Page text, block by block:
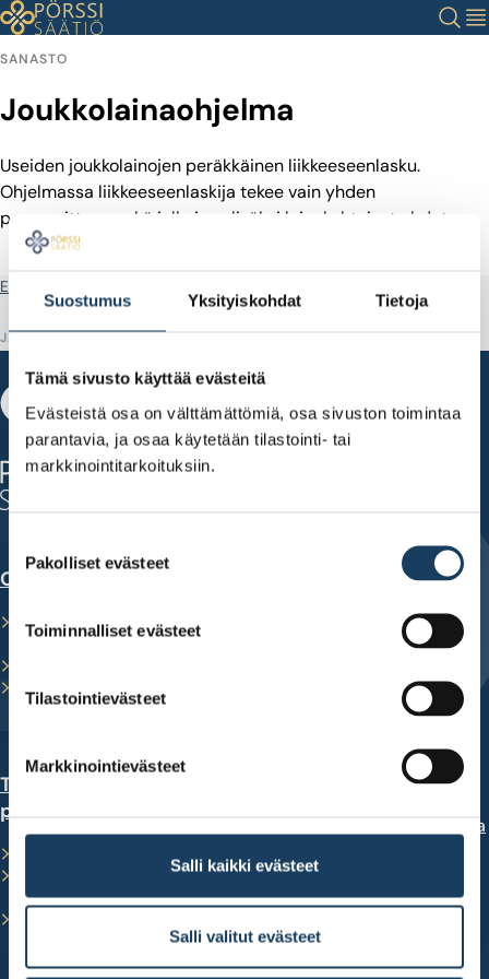
Suostumus Yksityiskohdat Tietoja
Tämä sivusto käyttää evästeitä
Evästeistä osa on välttämättömiä, osa sivuston toimintaa
parantavia, ja osaa käytetään tilastointi- tai
markkinointitarkoituksiin.
valinta
Pakolliset evästeet
Toiminnalliset evästeet
Tilastointievästeet
Markkinointievästeet
Salli kaikki evästeet
Salli valitut evästeet
Siirry
sisältöön
Haku
SANASTO
Joukkolainaohjelma
Useiden joukkolainojen peräkkäinen liikkeeseenlasku.
Ohjelmassa liikkeeseenlaskija tekee vain yhden
perusesitteen sekä julkaisee lisäksi lainakohtaiset ehdot.
Etusivu
JAA
Fabianinkatu 14
00100 Helsinki
Opi sijoittamaan
Opiskele säästäjästä
sijoittajaksi
oppaat
Kehity sijoittajana
Korkoa korolle -laskuri
Työkalu yhtiöiden
Tutustu
pörssiyhtiöihin
Esittelyssä yhtiö joka
kuukausi
Miten yhtiö listautuu
Perehdy tutkimuksiin
Paljonko osakesijoittajia
Valtion omistusten
Hae Pörssisäätiön
apurahaa